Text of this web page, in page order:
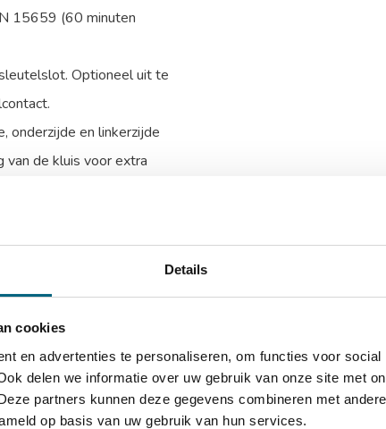
Details
cookies
en advertenties te personaliseren, om functies voor
delen we informatie over uw gebruik van onze site met
partners kunnen deze gegevens combineren met
op basis van uw gebruik van hun services.
15659 (60 minuten
Optioneel uit te
onderzijde en linkerzijde
van de kluis voor extra
harde platen en relockers
legborden